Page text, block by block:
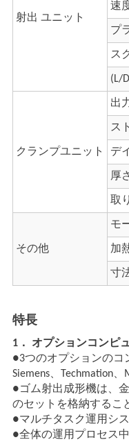
射出 ユニット
速
プ
ス
(L/
クランプユニット
出
ス
デ
厚
取
その他
モ
加
寸
特長
1． オプションコンピ
●3つのオプションのコ
Siemens、Techmation、
●ゴム射出成形機は、
のセットを格納するこ
●マルチタスク運用シス
●全体の運用プロセス